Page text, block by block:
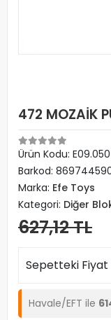
472 MOZAİK
Ürün Kodu: E09.050
Barkod:
Marka: Efe Toys
Kategori: Diğer
627,12 TL
Sepetteki Fiyat
Havale/EFT ile